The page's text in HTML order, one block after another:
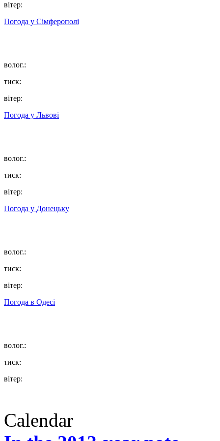
вітер:
Погода у Сімферополі
волог.:
тиск:
вітер:
Погода у Львові
волог.:
тиск:
вітер:
Погода у Донецьку
волог.:
тиск:
вітер:
Погода в Одесі
волог.:
тиск:
вітер:
Calendar